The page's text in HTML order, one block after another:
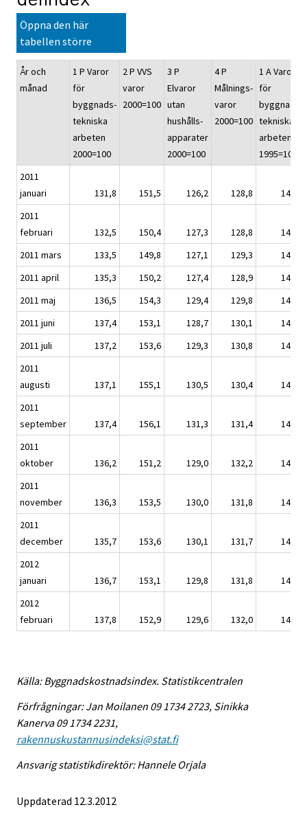
Öppna den här
tabellen större
År och
månad
1 P Varor
för
byggnads-
tekniska
arbeten
2000=100
2 P VVS
varor
2000=100
3 P
Elvaror
utan
hushålls-
apparater
2000=100
4 P
Målnings-
varor
2000=100
1 A Varor
för
byggnads-
tekniska
arbeten
1995=100
2011
januari
131,8 151,5 126,2 128,8
141,9
2011
februari
132,5 150,4 127,3 128,8
142,6
2011 mars
133,5 149,8 127,1 129,3
143,7
2011 april
135,3 150,2 127,4 128,9
145,6
2011 maj
136,5 154,3 129,4 129,8
146,9
2011 juni
137,4 153,1 128,7 130,1
147,9
2011 juli
137,2 153,6 129,3 130,8
147,7
2011
augusti
137,1 155,1 130,5 130,4
147,5
2011
september
137,4 156,1 131,3 131,4
147,9
2011
oktober
136,2 151,2 129,0 132,2
146,6
2011
november
136,3 153,5 130,0 131,8
146,7
2011
december
135,7 153,6 130,1 131,7
146,0
2012
januari
136,7 153,1 129,8 131,8
147,1
2012
februari
137,8 152,9 129,6 132,0 148,3
Källa: Byggnadskostnadsindex. Statistikcentralen
Förfrågningar: Jan Moilanen 09 1734 2723, Sinikka
Kanerva 09 1734 2231,
rakennuskustannusindeksi@stat.fi
Ansvarig statistikdirektör: Hannele Orjala
Uppdaterad 12.3.2012